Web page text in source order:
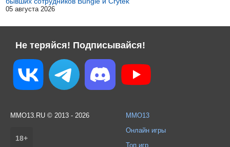
05 августа 2026
Не теряйся! Подписывайся!
MMO13.RU © 2013 - 2026
18+
MMO13
Онлайн игры
Топ игр